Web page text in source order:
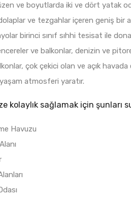
ve boyutlarda iki ve dört yatak
ve tezgahlar içeren geniş bir
birinci sınıf sıhhi tesisat ile
ve balkonlar, denizin ve
çok çekici olan ve açık
atmosferi yaratır.
kolaylık sağlamak için şunları
Havuzu